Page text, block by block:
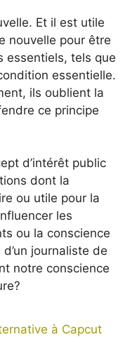
Et il est utile
nouvelle pour être
essentiels, tels que
essentielle.
ils oublient la
ce principe
d’intérêt public
dont la
ou utile pour la
les
ou la conscience
journaliste de
notre conscience
à Capcut